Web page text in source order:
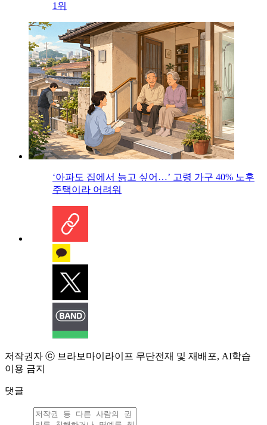
1위
‘아파도 집에서 늙고 싶어…’ 고령 가구 40% 노후
주택이라 어려워
저작권자 ⓒ 브라보마이라이프 무단전재 및 재배포, AI학습
이용 금지
댓글